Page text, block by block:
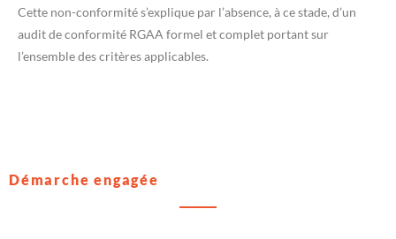
Cette non-conformité s’explique par l’absence, à ce stade, d’un
audit de conformité RGAA formel et complet portant sur
l’ensemble des critères applicables.
Démarche engagée